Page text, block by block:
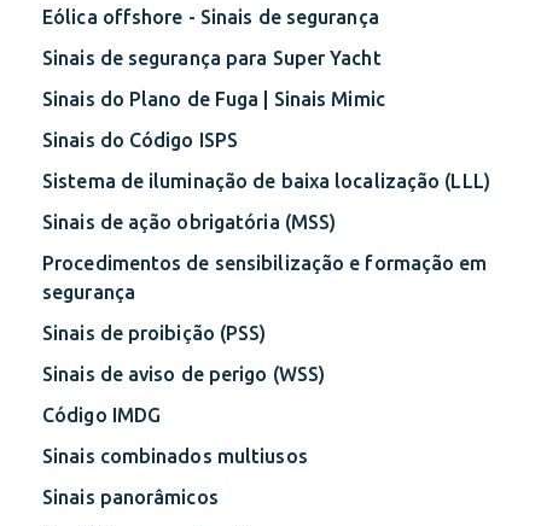
Eólica offshore - Sinais de segurança
Sinais de segurança para Super Yacht
Sinais do Plano de Fuga | Sinais Mimic
Sinais do Código ISPS
Sistema de iluminação de baixa localização (LLL)
Sinais de ação obrigatória (MSS)
Procedimentos de sensibilização e formação em
segurança
Sinais de proibição (PSS)
Sinais de aviso de perigo (WSS)
Código IMDG
Sinais combinados multiusos
Sinais panorâmicos